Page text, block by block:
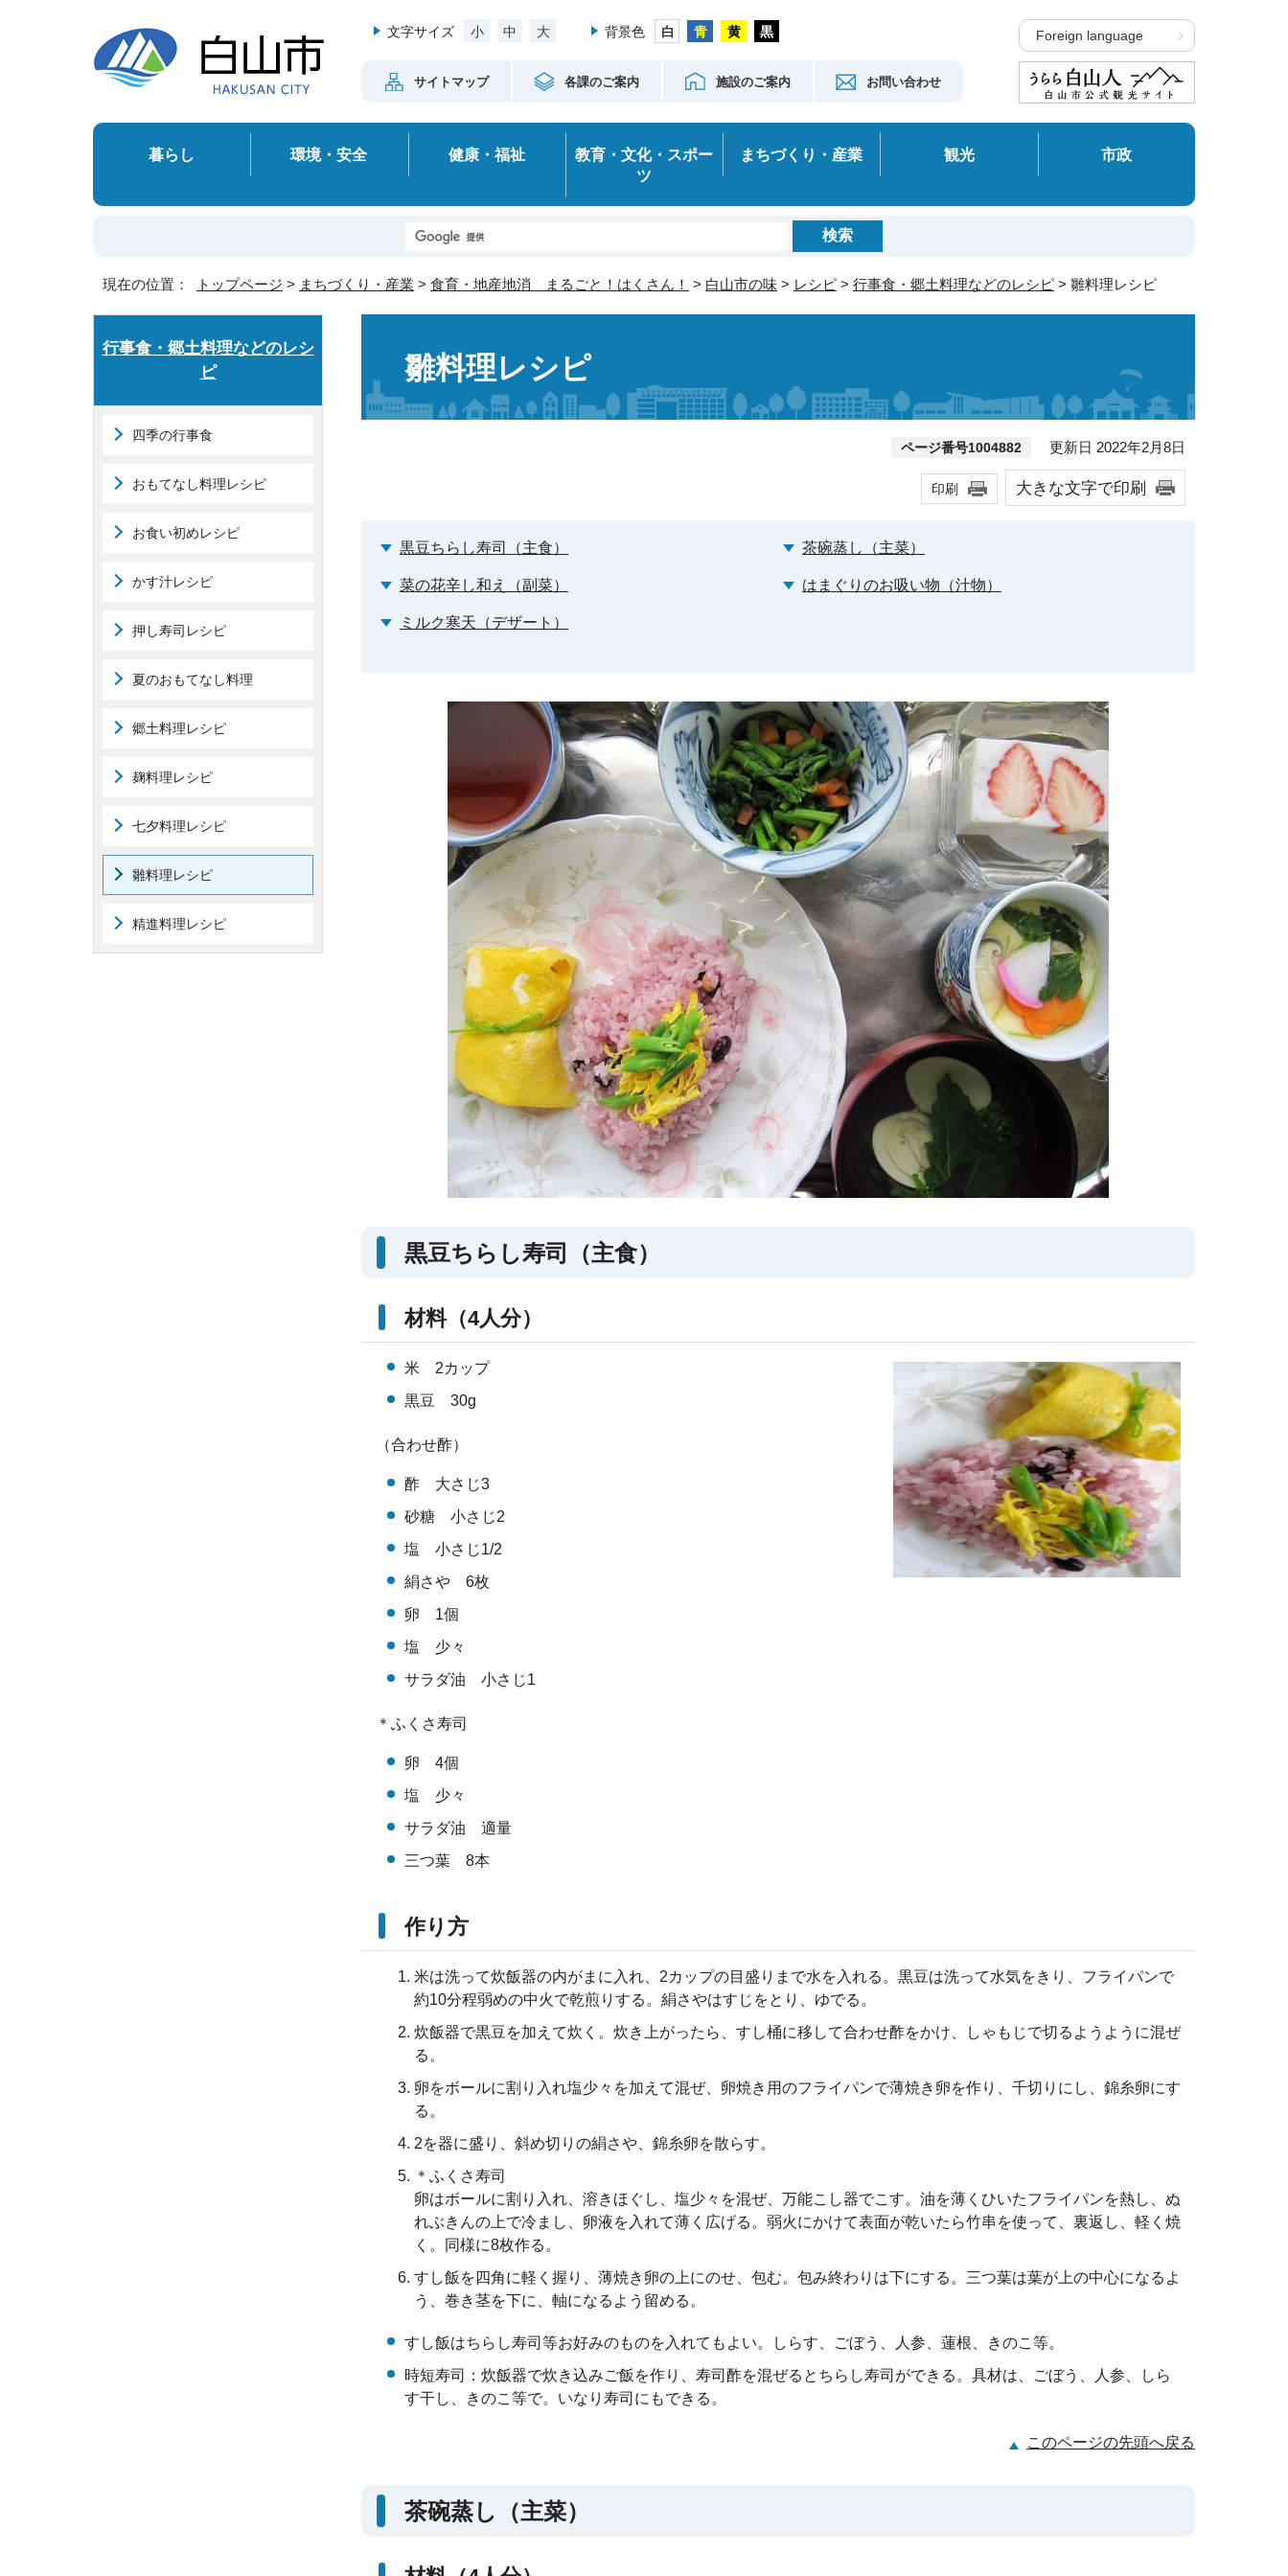
文字サイズ 小 中 大 背景色
サイトマップ 各課のご案内 施設のご案内 お問い合わせ
Foreign language
暮らし 環境・安全 健康・福祉
教育・文化・スポー
ツ
まちづくり・産業 観光 市政
現在の位置： トップページ > まちづくり・産業 > 食育・地産地消 まるごと！はくさん！ > 白山市の味 > レシピ > 行事食・郷土料理などのレシピ > 雛料理レシピ
雛料理レシピ
ページ番号1004882 更新日 2022年2月8日
印刷 大きな文字で印刷
黒豆ちらし寿司（主食） 茶碗蒸し（主菜）
菜の花辛し和え（副菜） はまぐりのお吸い物（汁物）
ミルク寒天（デザート）
黒豆ちらし寿司（主食）
材料（4人分）
米 2カップ
黒豆 30g
（合わせ酢）
酢 大さじ3
砂糖 小さじ2
塩 小さじ1/2
絹さや 6枚
卵 1個
塩 少々
サラダ油 小さじ1
＊ふくさ寿司
卵 4個
塩 少々
サラダ油 適量
三つ葉 8本
作り方
米は洗って炊飯器の内がまに入れ、2カップの目盛りまで水を入れる。黒豆は洗って水気をきり、フライパンで
約10分程弱めの中火で乾煎りする。絹さやはすじをとり、ゆでる。
炊飯器で黒豆を加えて炊く。炊き上がったら、すし桶に移して合わせ酢をかけ、しゃもじで切るようように混ぜ
る。
卵をボールに割り入れ塩少々を加えて混ぜ、卵焼き用のフライパンで薄焼き卵を作り、千切りにし、錦糸卵にす
る。
2を器に盛り、斜め切りの絹さや、錦糸卵を散らす。
＊ふくさ寿司
卵はボールに割り入れ、溶きほぐし、塩少々を混ぜ、万能こし器でこす。油を薄くひいたフライパンを熱し、ぬ
れぶきんの上で冷まし、卵液を入れて薄く広げる。弱火にかけて表面が乾いたら竹串を使って、裏返し、軽く焼
く。同様に8枚作る。
すし飯を四角に軽く握り、薄焼き卵の上にのせ、包む。包み終わりは下にする。三つ葉は葉が上の中心になるよ
う、巻き茎を下に、軸になるよう留める。
すし飯はちらし寿司等お好みのものを入れてもよい。しらす、ごぼう、人参、蓮根、きのこ等。
時短寿司：炊飯器で炊き込みご飯を作り、寿司酢を混ぜるとちらし寿司ができる。具材は、ごぼう、人参、しら
す干し、きのこ等で。いなり寿司にもできる。
このページの先頭へ戻る
茶碗蒸し（主菜）
行事食・郷土料理などのレシ
ピ
四季の行事食
おもてなし料理レシピ
お食い初めレシピ
かす汁レシピ
押し寿司レシピ
夏のおもてなし料理
郷土料理レシピ
麹料理レシピ
七夕料理レシピ
雛料理レシピ
精進料理レシピ